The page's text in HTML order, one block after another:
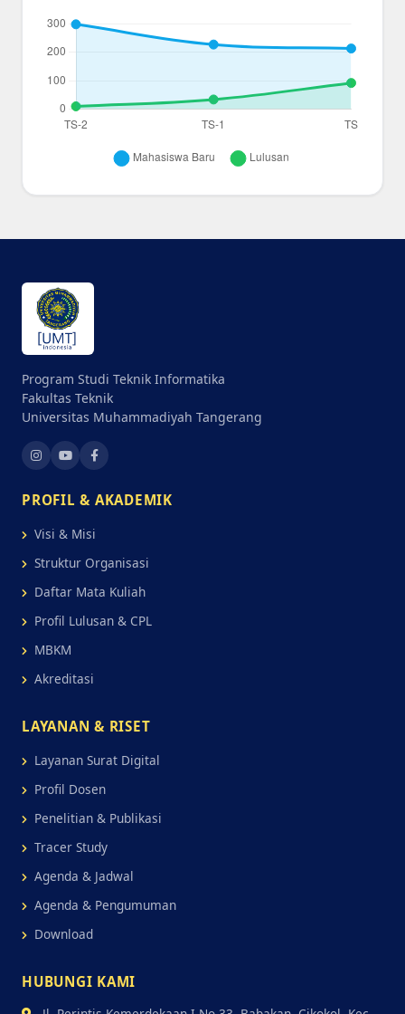
Program Studi Teknik Informatika
Fakultas Teknik
Universitas Muhammadiyah Tangerang
PROFIL & AKADEMIK
Visi & Misi
Struktur Organisasi
Daftar Mata Kuliah
Profil Lulusan & CPL
MBKM
Akreditasi
LAYANAN & RISET
Layanan Surat Digital
Profil Dosen
Penelitian & Publikasi
Tracer Study
Agenda & Jadwal
Agenda & Pengumuman
Download
HUBUNGI KAMI